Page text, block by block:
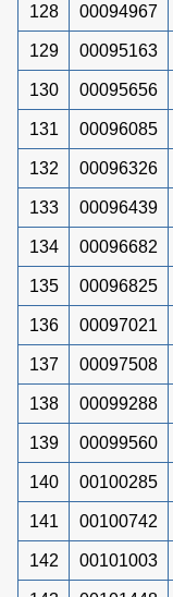
128 00094967
129 00095163
130 00095656
131 00096085
132 00096326
133 00096439
134 00096682
135 00096825
136 00097021
137 00097508
138 00099288
139 00099560
140 00100285
141 00100742
142 00101003